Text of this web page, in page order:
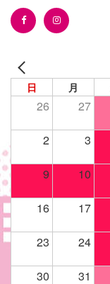
日 月
26 27
2 3
9 10
16 17
23 24
30 31